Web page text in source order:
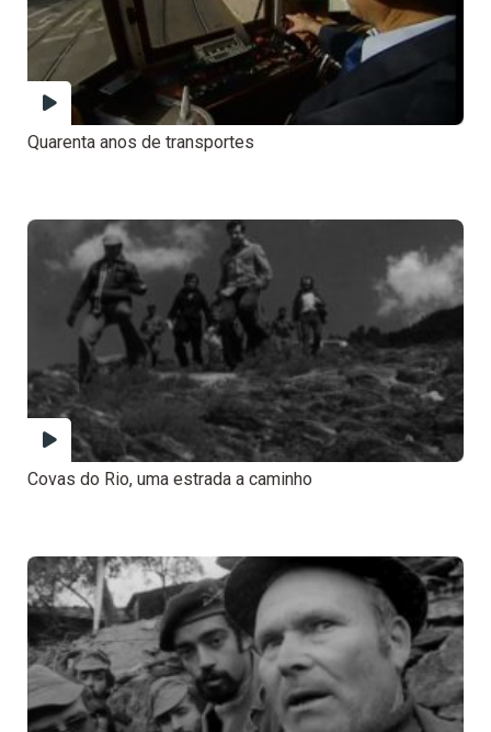
Quarenta anos de transportes
Covas do Rio, uma estrada a caminho